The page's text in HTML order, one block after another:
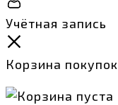
Учётная запись
Корзина покупок